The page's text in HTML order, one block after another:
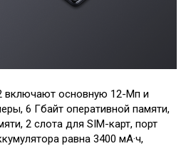
включают основную 12-Мп и
6 Гбайт оперативной памяти,
2 слота для SIM-карт, порт
равна 3400 мА·ч,